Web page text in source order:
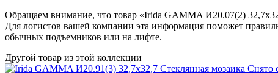
Обращаем внимание, что товар «Irida GAMMA И20.07(2)
Для логистов вашей компании эта информация поможет
обычных подъемников или на лифте.
Другой товар из этой коллекции